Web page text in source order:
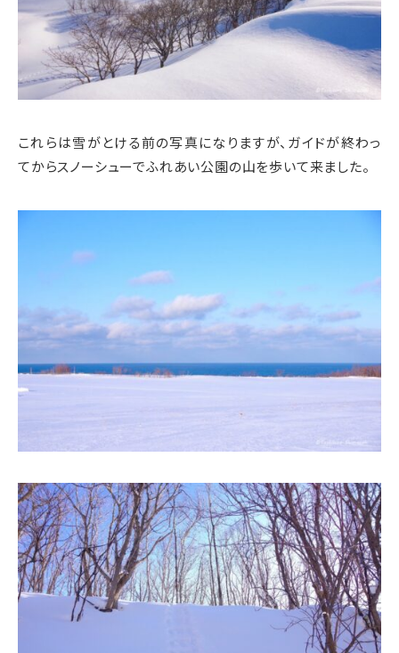
これらは雪がとける前の写真になりますが、ガイドが終わっ
てからスノーシューでふれあい公園の山を歩いて来ました。